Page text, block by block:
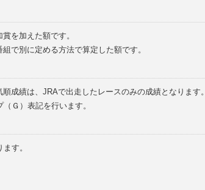
を加えた額です。
で別に定める方法で算定した額です。
成績は、JRAで出走したレースのみの成績となります。
Ｇ）表記を行います。
す。